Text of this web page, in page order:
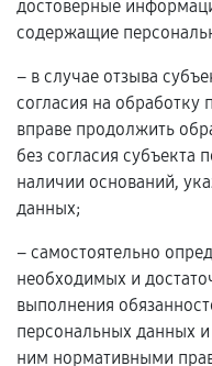
достоверные
содержащие
– в случае отзыва
согласия на
вправе продолжить
без согласия субъекта
наличии оснований,
данных;
– самостоятельно
необходимых и
выполнения
персональных данных
ним нормативными